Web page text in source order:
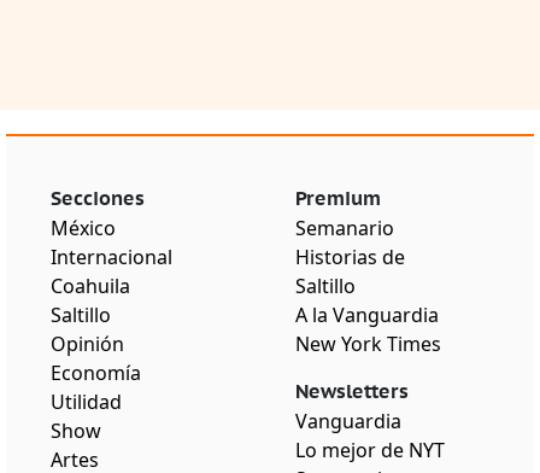
Secciones
México
Internacional
Coahuila
Saltillo
Opinión
Economía
Utilidad
Show
Artes
Premium
Semanario
Historias de
Saltillo
A la Vanguardia
New York Times
Newsletters
Vanguardia
Lo mejor de NYT